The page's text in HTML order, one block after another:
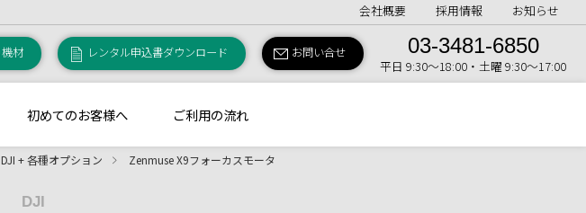
会社概要 採用情報 お知らせ
材 レンタル申込書ダウンロード お問い合せ 03-3481-6850
平日 9:30〜18:00・土曜 9:30〜17:00
初めてのお客様へ ご利用の流れ
DJI + 各種オプション Zenmuse X9フォーカスモータ
DJI